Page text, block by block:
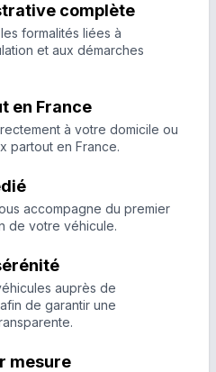
complète
formalités liées à
et aux démarches
en France
à votre domicile ou
partout en France.
accompagne du premier
de votre véhicule.
auprès de
de garantir une
mesure